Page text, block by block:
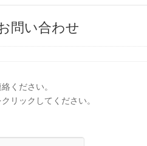
問い合わせ
ください。
リックしてください。